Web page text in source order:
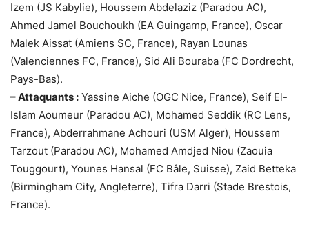
Izem (JS Kabylie), Houssem Abdelaziz (Paradou AC),
Ahmed Jamel Bouchoukh (EA Guingamp, France), Oscar
Malek Aissat (Amiens SC, France), Rayan Lounas
(Valenciennes FC, France), Sid Ali Bouraba (FC Dordrecht,
Pays-Bas).
– Attaquants : Yassine Aiche (OGC Nice, France), Seif El-
Islam Aoumeur (Paradou AC), Mohamed Seddik (RC Lens,
France), Abderrahmane Achouri (USM Alger), Houssem
Tarzout (Paradou AC), Mohamed Amdjed Niou (Zaouia
Touggourt), Younes Hansal (FC Bâle, Suisse), Zaid Betteka
(Birmingham City, Angleterre), Tifra Darri (Stade Brestois,
France).